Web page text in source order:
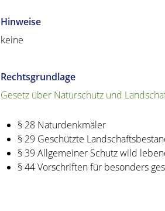
Hinweise
keine
Rechtsgrundlage
Gesetz über Naturschutz und
§ 28 Naturdenkmäler
§ 29 Geschützte
§ 39 Allgemeiner Schutz wild
§ 44 Vorschriften für besonders